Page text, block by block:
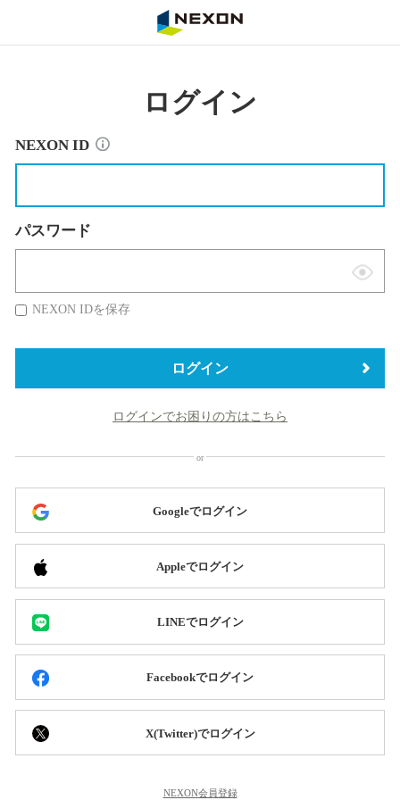
ログイン
NEXON ID
パスワード
表
替
NEXON IDを保存
ログイン
ログインでお困りの方はこちら
Googleでログイン
Appleでログイン
LINEでログイン
Facebookでログイン
X(Twitter)でログイン
NEXON会員登録